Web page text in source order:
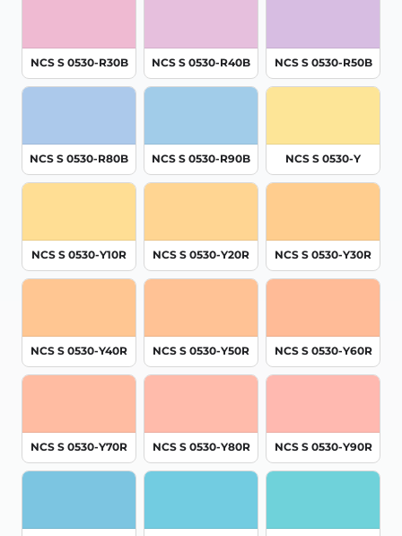
NCS S 0530-R30B NCS S 0530-R40B NCS S 0530-R50B
NCS S 0530-R80B NCS S 0530-R90B NCS S 0530-Y
NCS S 0530-Y10R NCS S 0530-Y20R NCS S 0530-Y30R
NCS S 0530-Y40R NCS S 0530-Y50R NCS S 0530-Y60R
NCS S 0530-Y70R NCS S 0530-Y80R NCS S 0530-Y90R